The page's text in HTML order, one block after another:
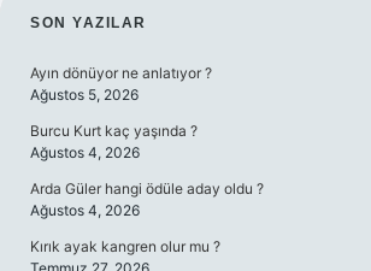
SIDEBAR
SON YAZILAR
Ayın dönüyor ne anlatıyor ?
Ağustos 5, 2026
Burcu Kurt kaç yaşında ?
Ağustos 4, 2026
Arda Güler hangi ödüle aday oldu ?
Ağustos 4, 2026
Kırık ayak kangren olur mu ?